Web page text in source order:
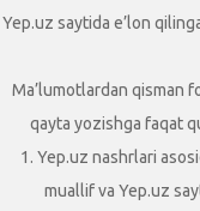
Yep.uz saytida e’lon
Ma’lumotlardan qisman
qayta yozishga faqat
1. Yep.uz nashrlari
muallif va Yep.uz